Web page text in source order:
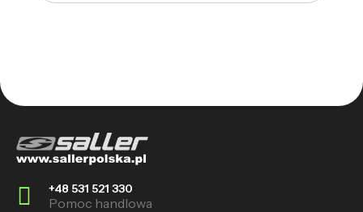
+48 531 521 330
Pomoc handlowa